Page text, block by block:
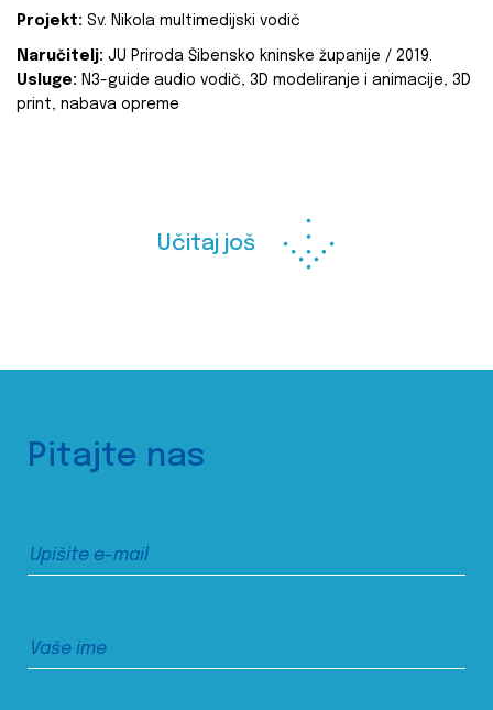
Projekt: Sv. Nikola multimedijski vodič
Naručitelj: JU Priroda Šibensko kninske županije / 2019.
Usluge: N3-guide audio vodič, 3D modeliranje i animacije, 3D
print, nabava opreme
Učitaj još
Pitajte nas